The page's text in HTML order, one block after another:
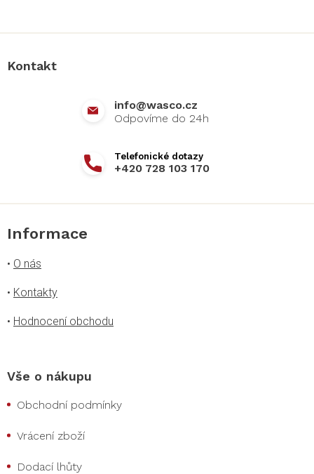
Kontakt
info@wasco.cz
+420 728 103 170
Informace
• O nás
• Kontakty
• Hodnocení obchodu
Vše o nákupu
Obchodní podmínky
Vrácení zboží
Dodací lhůty